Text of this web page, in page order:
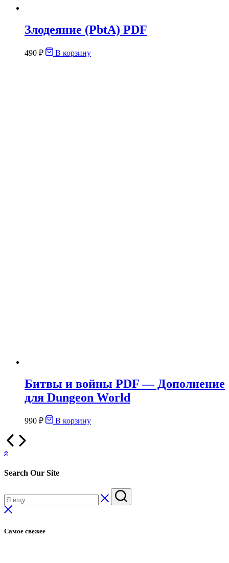
Злодеяние (PbtA) PDF
490 ₽ В корзину
Битвы и войны PDF — Дополнение
для Dungeon World
990 ₽ В корзину
Search Our Site
Самое свежее